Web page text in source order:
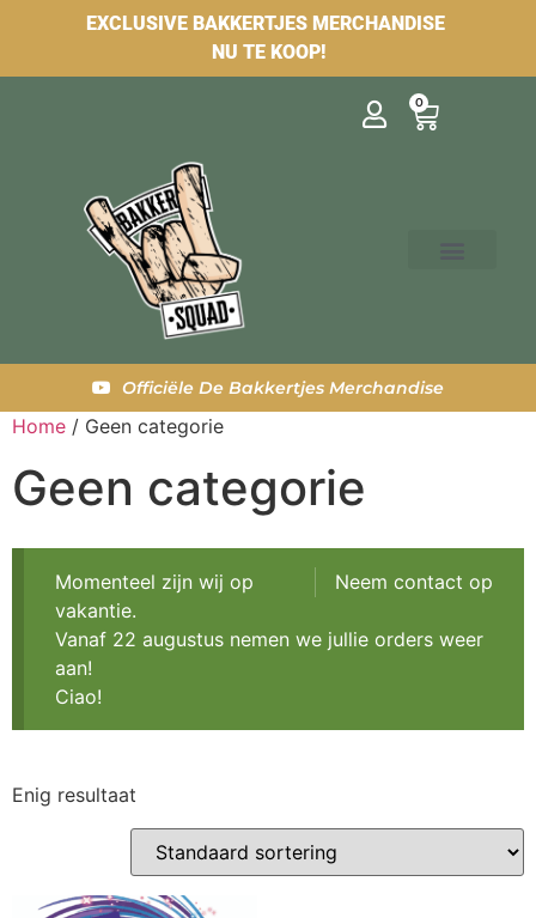
EXCLUSIVE BAKKERTJES MERCHANDISE
NU TE KOOP!
0
Officiële De Bakkertjes Merchandise
Home / Geen categorie
Geen categorie
Neem contact op
Momenteel zijn wij op
vakantie.
Vanaf 22 augustus nemen we jullie orders weer
aan!
Ciao!
Enig resultaat